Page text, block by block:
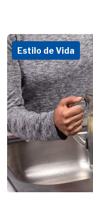
Estilo de Vida